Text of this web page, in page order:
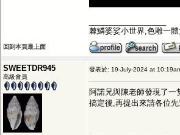
棘鱗婆娑小世界,色雕一
回到本頁最上面
SWEETDR945
高級會員
發表於: 19-July-2024 at
阿諾兄與陳老師發現了
搞定後,再提出來請各位